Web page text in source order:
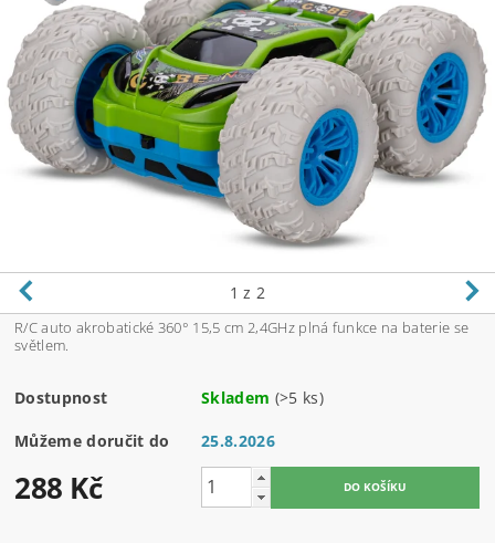
1 z 2
R/C auto akrobatické 360° 15,5 cm 2,4GHz plná funkce na baterie se
světlem.
Dostupnost Skladem (>5 ks)
Můžeme doručit do 25.8.2026
288 Kč